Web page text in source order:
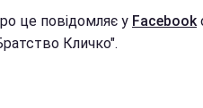
це повідомляє у Facebook
Кличко".